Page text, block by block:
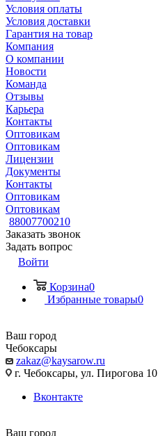
Условия оплаты
Условия доставки
Гарантия на товар
Компания
О компании
Новости
Команда
Отзывы
Карьера
Контакты
Оптовикам
Оптовикам
Лицензии
Документы
Контакты
Оптовикам
Оптовикам
88007700210
Заказать звонок
Задать вопрос
Войти
Корзина0
Избранные товары0
Ваш город
Чебоксары
zakaz@kaysarow.ru
г. Чебоксары, ул. Пирогова 10
Вконтакте
Ваш город